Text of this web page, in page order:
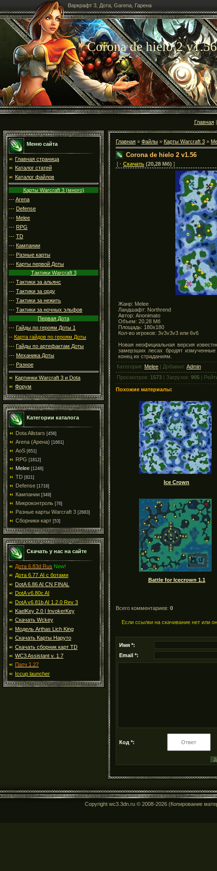
Варкрафт 3, Дота, Garena, Гарена
Corona de hielo 2 v1.56
Главная
Меню сайта
Главная страница
Каталог статей
Каталог файлов
Карты Warcraft 3 (много)
---Arena
--- Defense
--- Melee
--- RPG
--- TD
--- Кампании
--- Разные карты
--- Карты первой Доты
Тактики Warcraft 3
--- Тактики за альянс
--- Тактики за орду
--- Тактики за нежить
--- Тактики за ночных эльфов
Первая Дота
--- Гайды по героям Доты 1
-- Карта гайдов по героям Доты
--- Гайды по артефактам Доты
--- Механика Доты
--- Разное
Картинки Warcraft 3 и Dota
Форум
Категории каталога
Dota Allstars [456]
Arena (Арена) [1661]
AoS [651]
RPG [1812]
Melee [1246]
TD [821]
Defense [1716]
Кампании [349]
Микроконтроль [76]
Разные карты Warcraft 3 [2683]
Сборники карт [53]
Скачать у нас на сайте
Дота 6.83d Rus New!
Дота 6.77 AI с ботами
DotA 6.86 AI CN FINAL
DotA v6.80c AI
DotA v6.81b AI 1.2.0 Rev 3
KaelKey 2.0 | InvokerKey
Скачать Wckey
Модель Arthas Lich King
Скачать Карты Наруто
Скачать сборник карт TD
WC3 Assistant v. 1.7
Патч 1.27
Iccup launcher
Главная » Файлы » Карты Warcraft 3 »
Corona de hielo 2 v1.56
[ · Скачать (20,28 Мб) ]
Жанр: Melee
Ландшафт: Northrend
Автор: Anonimato
Объем: 20,28 Мб
Площадь: 180x180
Кол-во игроков: 3v3v3v3 или 6v6
Новая неофициальная версия
замерзших лесах бродят измученные
конец их страданиям
Категория: Melee | Добавил: Admin
Просмотров: 1573 | Загрузок: 905 |
Похожие материалы:
Ice Crown
Battle for Icecrown 1.1
Всего комментариев: 0
Если ссылки на скачивание нет или
Имя *:
Email *:
Код *:
Copyright wc3.3dn.ru © 2008-2026 (Копирование